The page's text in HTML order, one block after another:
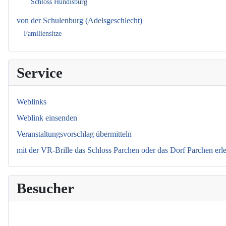
Schloss Hundisburg
von der Schulenburg (Adelsgeschlecht)
Familiensitze
Service
Weblinks
Weblink einsenden
Veranstaltungsvorschlag übermitteln
mit der VR-Brille das Schloss Parchen oder das Dorf Parchen
Besucher